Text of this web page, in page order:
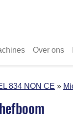
Over ons
834 NON CE